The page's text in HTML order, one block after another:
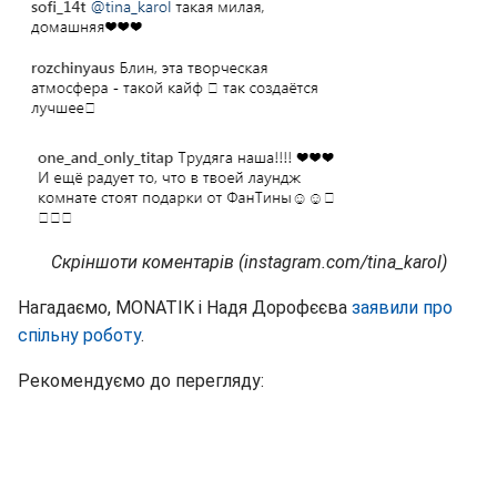
Скріншоти коментарів (instagram.com/tina_karol)
Нагадаємо, MONATIK і Надя Дорофєєва заявили про
спільну роботу.
Рекомендуємо до перегляду: